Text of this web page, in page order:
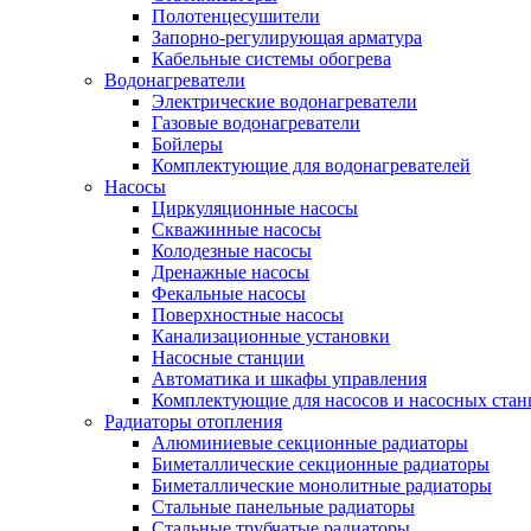
Полотенцесушители
Запорно-регулирующая арматура
Кабельные системы обогрева
Водонагреватели
Электрические водонагреватели
Газовые водонагреватели
Бойлеры
Комплектующие для водонагревателей
Насосы
Циркуляционные насосы
Скважинные насосы
Колодезные насосы
Дренажные насосы
Фекальные насосы
Поверхностные насосы
Канализационные установки
Насосные станции
Автоматика и шкафы управления
Комплектующие для насосов и насосных
Радиаторы отопления
Алюминиевые секционные радиаторы
Биметаллические секционные радиаторы
Биметаллические монолитные радиаторы
Стальные панельные радиаторы